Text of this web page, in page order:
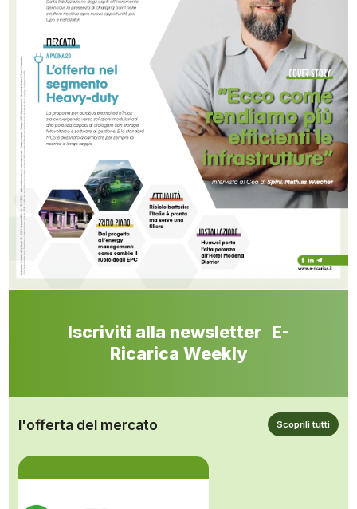
Iscriviti alla newsletter E-
Ricarica Weekly
l'offerta del mercato Scoprili tutti